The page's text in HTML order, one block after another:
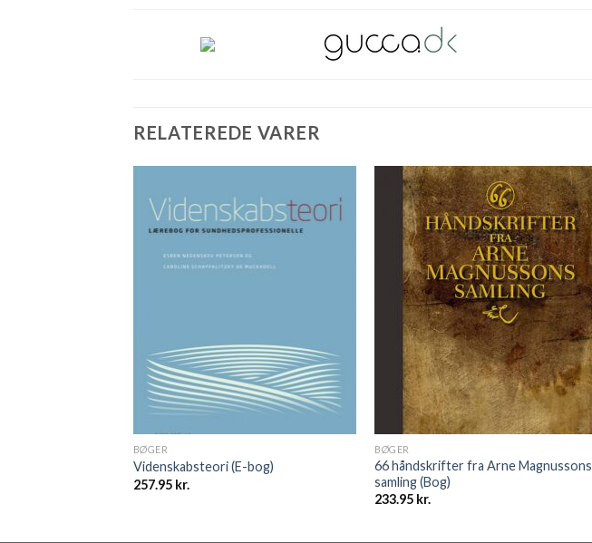
RELATEREDE VARER
BØGER
Videnskabsteori (E-bog)
257.95 kr.
BØGER
66 håndskrifter fra Arne Magnussons
samling (Bog)
233.95 kr.